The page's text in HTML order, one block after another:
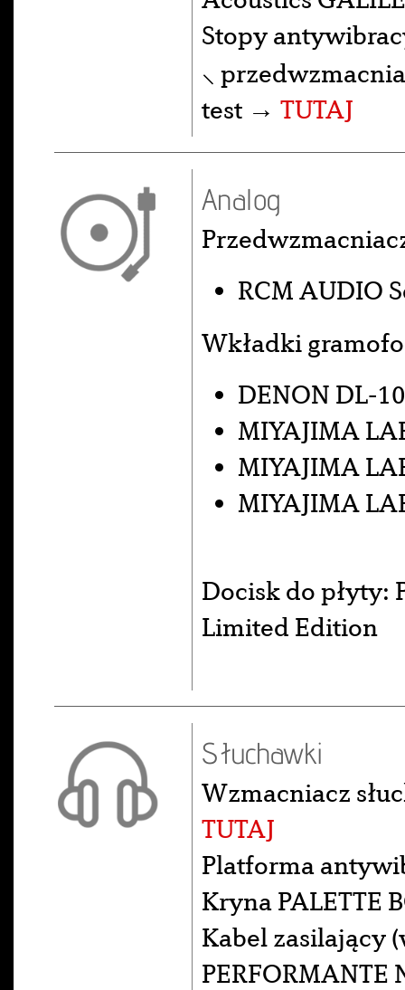
Stopy
⸜
test → TUTAJ
Analog
RCM AUDIO
Wkładki
DENON DL-
MIYAJIMA
MIYAJIMA
MIYAJIMA
Docisk do płyty:
Limited Edition
Słuchawki
Wzmacniacz
TUTAJ
Platforma
Kryna PALETTE
Kabel zasilający